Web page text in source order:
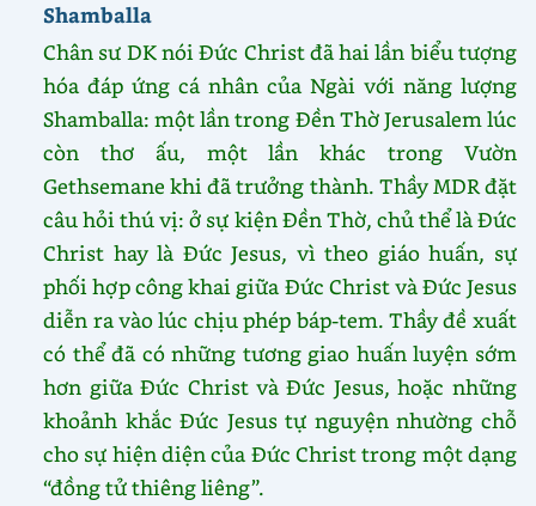
Shamballa
Chân sư DK nói Đức Christ đã hai lần biểu tượng
hóa đáp ứng cá nhân của Ngài với năng lượng
Shamballa: một lần trong Đền Thờ Jerusalem lúc
còn thơ ấu, một lần khác trong Vườn
Gethsemane khi đã trưởng thành. Thầy MDR đặt
câu hỏi thú vị: ở sự kiện Đền Thờ, chủ thể là Đức
Christ hay là Đức Jesus, vì theo giáo huấn, sự
phối hợp công khai giữa Đức Christ và Đức Jesus
diễn ra vào lúc chịu phép báp-tem. Thầy đề xuất
có thể đã có những tương giao huấn luyện sớm
hơn giữa Đức Christ và Đức Jesus, hoặc những
khoảnh khắc Đức Jesus tự nguyện nhường chỗ
cho sự hiện diện của Đức Christ trong một dạng
“đồng tử thiêng liêng”.